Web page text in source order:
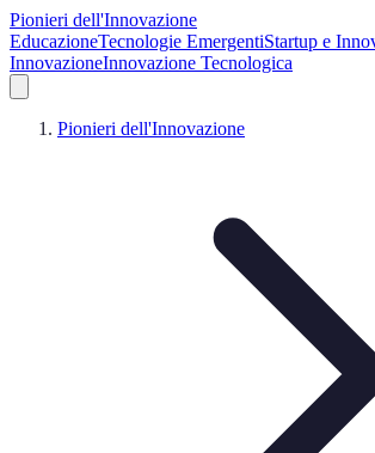
Pionieri dell'Innovazione
EducazioneTecnologie EmergentiStartup e
InnovazioneInnovazione Tecnologica
Pionieri dell'Innovazione